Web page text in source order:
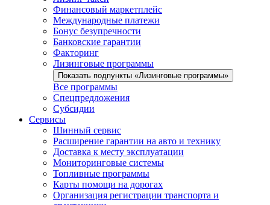
Финансовый маркетплейс
Международные платежи
Бонус безупречности
Банковские гарантии
Факторинг
Лизинговые программы
Показать подпункты «Лизинговые программы»
Все программы
Спецпредложения
Субсидии
Сервисы
Шинный сервис
Расширение гарантии на авто и технику
Доставка к месту эксплуатации
Мониторинговые системы
Топливные программы
Карты помощи на дорогах
Организация регистрации транспорта и